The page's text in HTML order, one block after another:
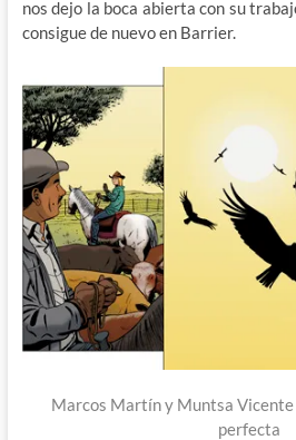
nos dejo la boca abierta con su
consigue de nuevo en Barrier.
Marcos Martín y Muntsa Vicente
perfecta